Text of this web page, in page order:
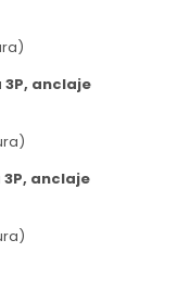
anclaje
anclaje